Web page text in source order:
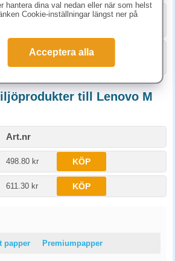
KÖP
1492.50 kr KÖP
till Lenovo M
Art.nr
498.80 kr KÖP
611.30 kr KÖP
papper Premiumpapper
hantera dina val nedan eller när som helst
Cookie-inställningar längst ner på
Acceptera alla